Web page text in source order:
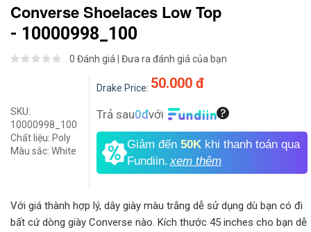
Converse Shoelaces Low Top
- 10000998_100
0 Đánh giá Đưa ra đánh giá của bạn
SKU:
10000998_100
Chất liệu: Poly
Màu sắc: White
Drake Price: 50.000 đ
Trả sau0đvới
Giảm đến 50K khi thanh toán qua
Fundiin. xem thêm
Với giá thành hợp lý, dây giày màu trắng dễ sử dụng dù bạn có đi
bất cứ dòng giày Converse nào. Kích thước 45 inches cho bạn dễ